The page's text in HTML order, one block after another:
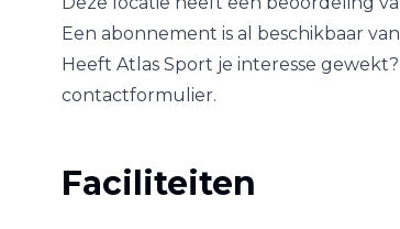
Een abonnement is al beschikbaar
Heeft Atlas Sport je interesse
contactformulier.
Faciliteiten